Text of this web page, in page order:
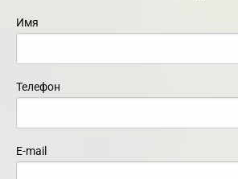
Имя
Телефон
E-mail